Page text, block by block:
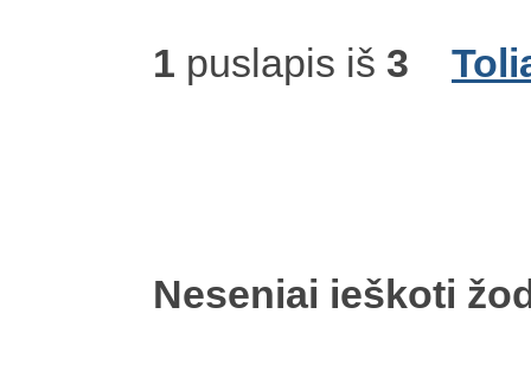
1 puslapis iš 3
Neseniai ieškoti